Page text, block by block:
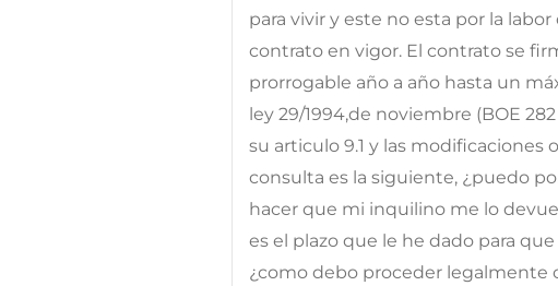
para vivir y este no esta por la
contrato en vigor. El contrato se
prorrogable año a año hasta un
ley 29/1994,de noviembre (BOE
su articulo 9.1 y las modificaciones
consulta es la siguiente, ¿puedo
hacer que mi inquilino me lo
es el plazo que le he dado para
¿como debo proceder legalmente